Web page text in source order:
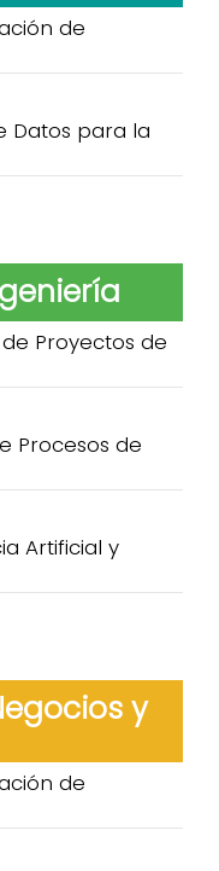
de
Datos para la
Proyectos de
Procesos de
Artificial y
y
de